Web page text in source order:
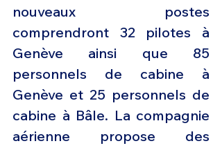
nouveaux postes
comprendront 32 pilotes à
Genève ainsi que 85
personnels de cabine à
Genève et 25 personnels de
cabine à Bâle. La compagnie
aérienne propose des